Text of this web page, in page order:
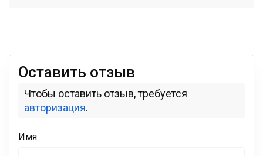
Оставить отзыв
Чтобы оставить отзыв, требуется
авторизация.
Имя